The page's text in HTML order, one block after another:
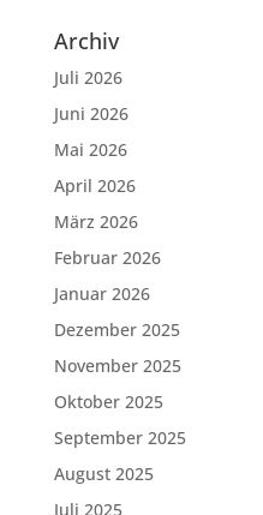
Archiv
Juli 2026
Juni 2026
Mai 2026
April 2026
März 2026
Februar 2026
Januar 2026
Dezember 2025
November 2025
Oktober 2025
September 2025
August 2025
Juli 2025